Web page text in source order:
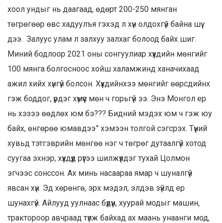
хоол ундыг нь даагаад, өдөрт 200-250 мянган
төгрөгөөр өвс хадуулъя гэхэд л хүн олдохгүй байна шүү
дээ. Залуус улам л залхуу залхаг болоод байх шиг.
Миний бодлоор 2021 оны сонгуулиар хүүхдийн мөнгийг
100 мянга болгосноос хойш халамжинд ханачихаад
ажил хийх хүнгүй болсон. Хүүхдийнхээ мөнгийг өөрсдийнх
гэж боддог, үрдэг хүмүүс мөн ч горьгүй ээ. Энэ Монгол ер
нь хэзээ өөдлөх юм бэ??? Бидний мэдэх юм ч гэж юу
байх, өнгөрөө юмавдээ” хэмээн толгой сэгсрэх. Түүний
хувьд тэтгэврийн мөнгөө нэг ч төгрөг дутаалгүй хотод
суугаа эхнэр, хүүхдүүд рүүгээ шилжүүлдэг тухай Цолмон
эгчээс сонссон. Ах минь насаараа ямар ч шуналгүй
явсан хүн. Эд хөрөнгө, эрх мэдэл, элдэв зүйлд ер
шунахгүй. Айлууд уулнаас бүдүүн, хуурай модыг машин,
трактороор авчраад түлж байхад ах маань унаанги мод,